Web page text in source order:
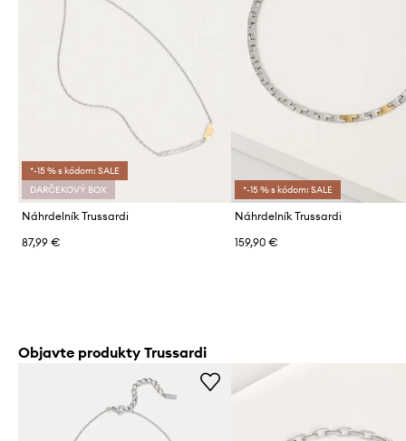
*-15 % s kódom: SALE
DARČEKOVÝ BOX
Náhrdelník Trussardi
87,99 €
*-15 % s kódom: SALE
Náhrdelník Trussardi
159,90 €
Objavte produkty Trussardi